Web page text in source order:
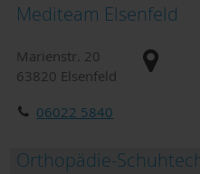
Hospiz und Palliativversorgung
Mediteam Elsenfeld
Marienstr. 20
63820 Elsenfeld
06022 5840
Orthopädie-